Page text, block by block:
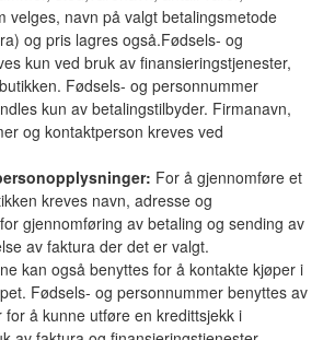
velges, navn på valgt betalingsmetode
og pris lagres også.Fødsels- og
kun ved bruk av finansieringstjenester,
Fødsels- og personnummer
kun av betalingstilbyder. Firmanavn,
og kontaktperson kreves ved
For å gjennomføre et
kreves navn, adresse og
gjennomføring av betaling og sending av
av faktura der det er valgt.
kan også benyttes for å kontakte kjøper i
Fødsels- og personnummer benyttes av
å kunne utføre en kredittsjekk i